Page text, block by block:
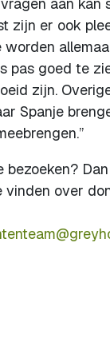
zijn er ook
pas goed te
zijn.
Spanje
over